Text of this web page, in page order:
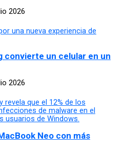
2026
convierte un celular en un
2026
Neo con más